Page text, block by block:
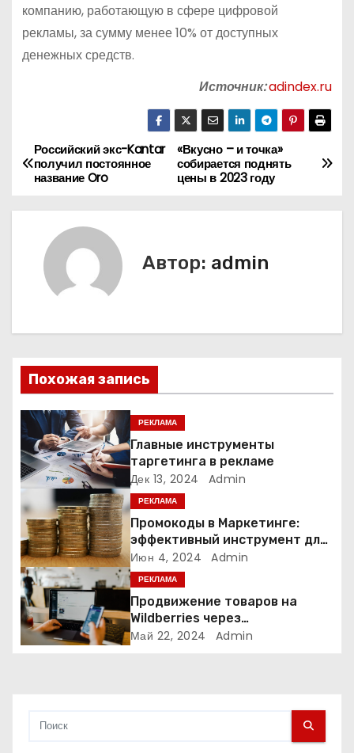
компанию, работающую в сфере цифровой
рекламы, за сумму менее 10% от доступных
денежных средств.
Источник:adindex.ru
Н
а
ц
и
я
п
о
з
а
п
и
«Вкусно – и точка»
собирается поднять
цены в 2023 году
Российский экс-Kantar
получил постоянное
название Oro
Автор: admin
Похожая запись
РЕКЛАМА
Главные инструменты
таргетинга в рекламе
Дек 13, 2024 Admin
РЕКЛАМА
Промокоды в Маркетинге:
эффективный инструмент для
увеличения продаж и
привлечения клиентов
Июн 4, 2024 Admin
РЕКЛАМА
Продвижение товаров на
Wildberries через
Яндекс.Директ в 2024 году:
Май 22, 2024 Admin